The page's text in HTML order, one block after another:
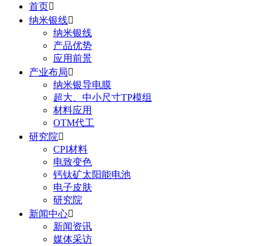
首页
纳米银线
纳米银线
产品优势
应用前景
产业布局
纳米银导电膜
超大、中小尺寸TP模组
材料应用
OTM代工
研究院
CPI材料
电致变色
钙钛矿太阳能电池
电子皮肤
研究院
新闻中心
新闻资讯
媒体采访